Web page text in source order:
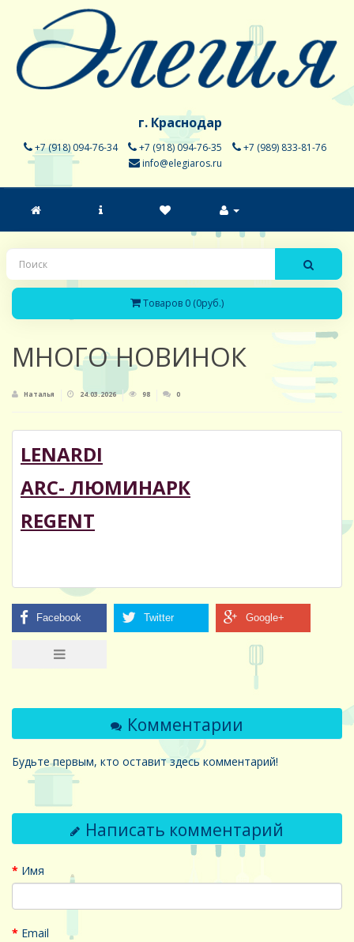
г. Краснодар
+7 (918) 094-76-34 +7 (918) 094-76-35
+7 (989) 833-81-76
info@elegiaros.ru
Товаров 0 (0руб.)
МНОГО НОВИНОК
Наталья 24.03.2026 98 0
LENARDI
ARC- ЛЮМИНАРК
REGENT
Комментарии
Будьте первым, кто оставит здесь комментарий!
Написать комментарий
Имя
Email